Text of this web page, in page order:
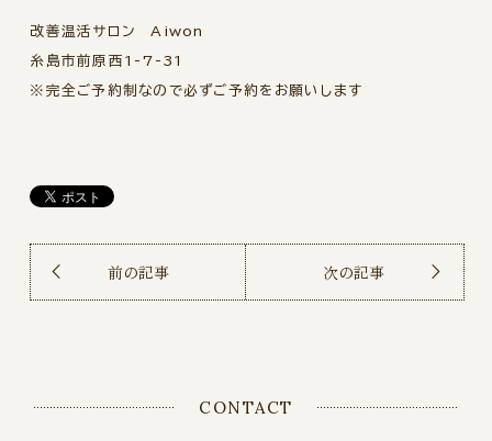
改善温活サロン Aiwon
糸島市前原西1-7-31
※完全ご予約制なので必ずご予約をお願いします
前の記事 次の記事
CONTACT